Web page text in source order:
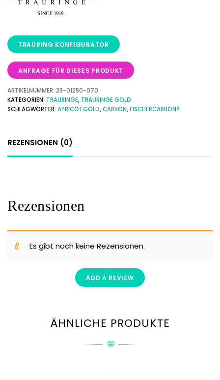
ANFRAGE FÜR DIESES PRODUKT
ARTIKELNUMMER: 23-01250-070
KATEGORIEN: TRAURINGE, TRAURINGE GOLD
SCHLAGWÖRTER: APRICOTGOLD,CARBON,FISCHERCARBON®
REZENSIONEN (0)
Rezensionen
Es gibt noch keine Rezensionen.
ADD A REVIEW
ÄHNLICHE PRODUKTE